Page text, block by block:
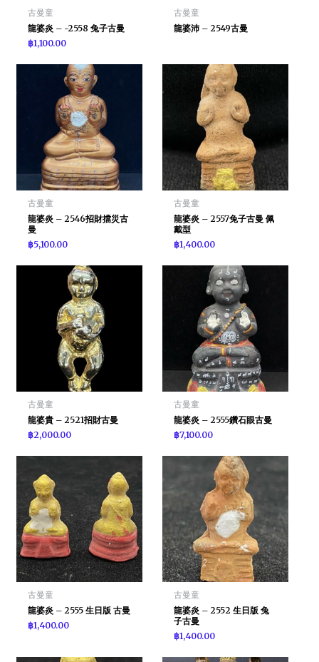
古曼童
龍婆炎 – -2558 兔子古曼
฿1,100.00
古曼童
龍婆沛 – 2549古曼
古曼童
龍婆炎 – 2546招財擋災古
曼
฿5,100.00
古曼童
龍婆炎 – 2557兔子古曼 佩
戴型
฿1,400.00
古曼童
龍婆貴 – 2521招財古曼
฿2,000.00
古曼童
龍婆炎 – 2555鑽石眼古曼
฿7,100.00
古曼童
龍婆炎 – 2555 生日版 古曼
฿1,400.00
古曼童
龍婆炎 – 2552 生日版 兔
子古曼
฿1,400.00